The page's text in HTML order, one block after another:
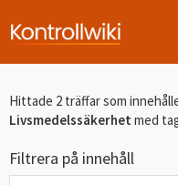
Hittade 2 träffar som
Livsmedelssäkerhet med
Filtrera på innehåll